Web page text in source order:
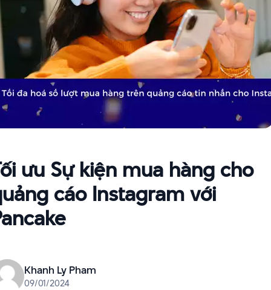
ưu Sự kiện mua hàng cho
cáo Instagram với
Khanh Ly Pham
09/01/2024